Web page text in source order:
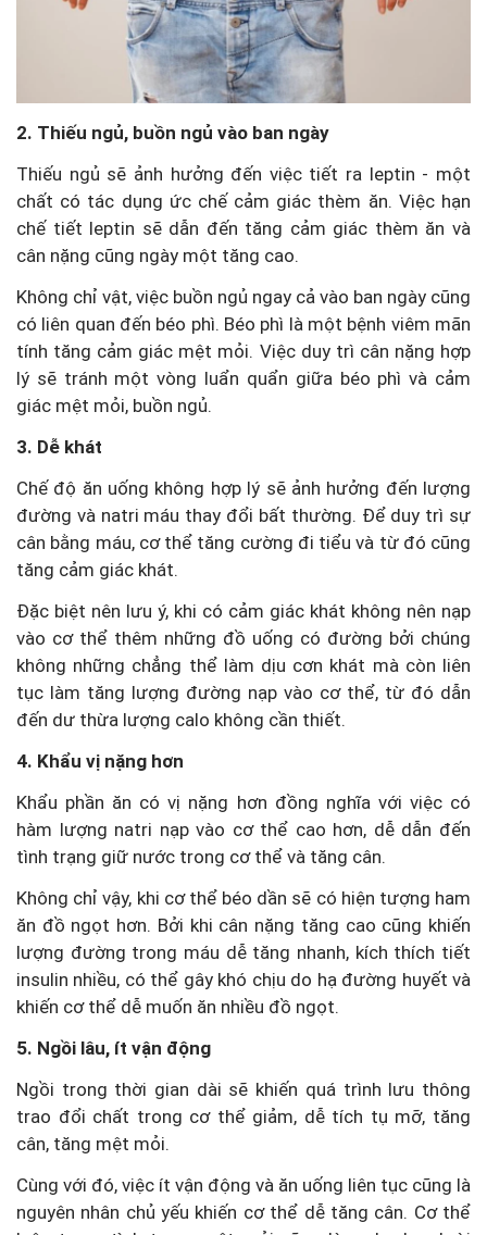
2. Thiếu ngủ, buồn ngủ vào ban ngày
Thiếu ngủ sẽ ảnh hưởng đến việc tiết ra leptin - một
chất có tác dụng ức chế cảm giác thèm ăn. Việc hạn
chế tiết leptin sẽ dẫn đến tăng cảm giác thèm ăn và
cân nặng cũng ngày một tăng cao.
Không chỉ vật, việc buồn ngủ ngay cả vào ban ngày cũng
có liên quan đến béo phì. Béo phì là một bệnh viêm mãn
tính tăng cảm giác mệt mỏi. Việc duy trì cân nặng hợp
lý sẽ tránh một vòng luẩn quẩn giữa béo phì và cảm
giác mệt mỏi, buồn ngủ.
3. Dễ khát
Chế độ ăn uống không hợp lý sẽ ảnh hưởng đến lượng
đường và natri máu thay đổi bất thường. Để duy trì sự
cân bằng máu, cơ thể tăng cường đi tiểu và từ đó cũng
tăng cảm giác khát.
Đặc biệt nên lưu ý, khi có cảm giác khát không nên nạp
vào cơ thể thêm những đồ uống có đường bởi chúng
không những chẳng thể làm dịu cơn khát mà còn liên
tục làm tăng lượng đường nạp vào cơ thể, từ đó dẫn
đến dư thừa lượng calo không cần thiết.
4. Khẩu vị nặng hơn
Khẩu phần ăn có vị nặng hơn đồng nghĩa với việc có
hàm lượng natri nạp vào cơ thể cao hơn, dễ dẫn đến
tình trạng giữ nước trong cơ thể và tăng cân.
Không chỉ vậy, khi cơ thể béo dần sẽ có hiện tượng ham
ăn đồ ngọt hơn. Bởi khi cân nặng tăng cao cũng khiến
lượng đường trong máu dễ tăng nhanh, kích thích tiết
insulin nhiều, có thể gây khó chịu do hạ đường huyết và
khiến cơ thể dễ muốn ăn nhiều đồ ngọt.
5. Ngồi lâu, ít vận động
Ngồi trong thời gian dài sẽ khiến quá trình lưu thông
trao đổi chất trong cơ thể giảm, dễ tích tụ mỡ, tăng
cân, tăng mệt mỏi.
Cùng với đó, việc ít vận động và ăn uống liên tục cũng là
nguyên nhân chủ yếu khiến cơ thể dễ tăng cân. Cơ thể